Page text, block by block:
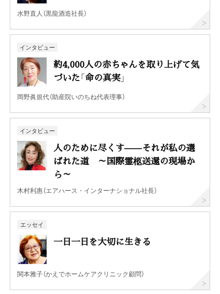
水野直人（黒龍酒造社長）
インタビュー
約4,000人の赤ちゃんを取り上げて気
づいた「命の真実」
岡野眞規代（助産院いのちね代表理事）
インタビュー
人のために尽くす——それが私の選
ばれた道 ～国際霊柩送還の現場か
ら～
木村利惠（エアハース・インターナショナル社長）
エッセイ
一日一日を大切に生きる
関本雅子（かえでホームケアクリニック顧問）